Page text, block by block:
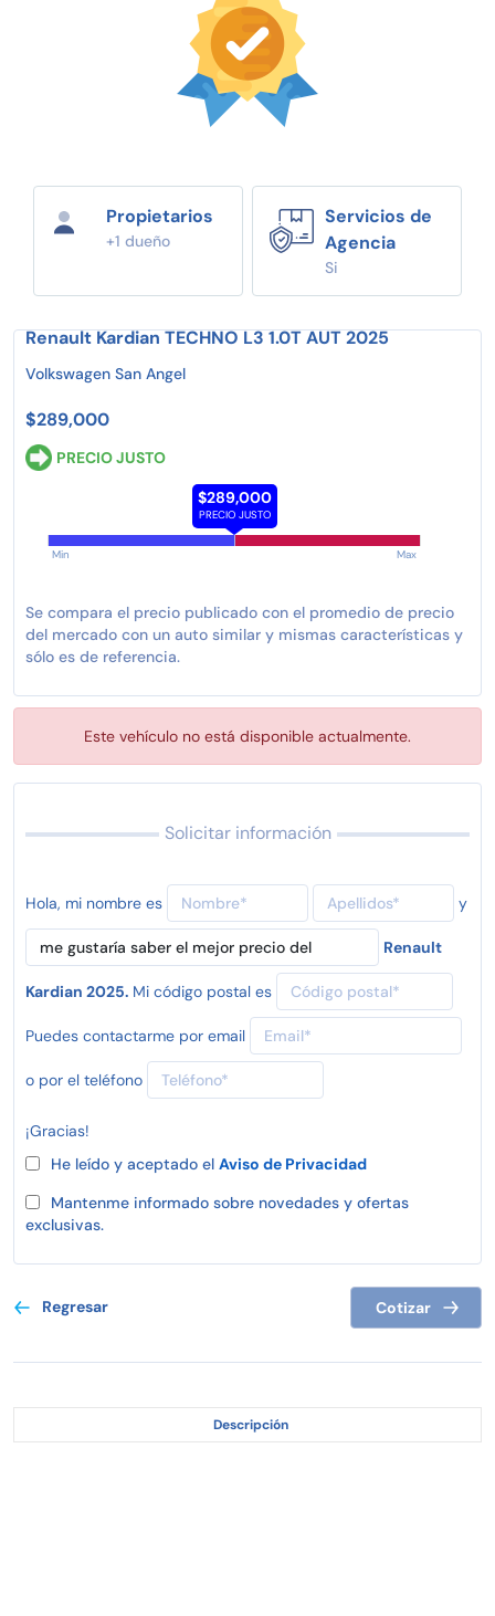
Propietarios
+1 dueño
Servicios de
Agencia
Si
Renault Kardian TECHNO L3 1.0T AUT 2025
Volkswagen San Angel
$289,000
PRECIO JUSTO
$289,000
PRECIO JUSTO
Min Max
Se compara el precio publicado con el promedio de precio
del mercado con un auto similar y mismas características y
sólo es de referencia.
Este vehículo no está disponible actualmente.
Solicitar información
Hola, mi nombre es y
Renault
Kardian 2025. Mi código postal es
Puedes contactarme por email
o por el teléfono
¡Gracias!
He leído y aceptado el Aviso de Privacidad
Mantenme informado sobre novedades y ofertas
exclusivas.
Regresar Cotizar
Descripción